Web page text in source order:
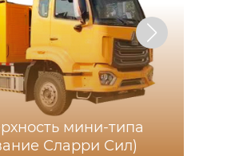
мини-типа
Сларри Сил)